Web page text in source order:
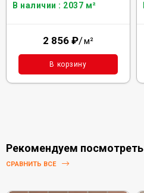
В наличии : 2037 м²
2 856 ₽/м²
В корзину
Рекомендуем посмотреть
СРАВНИТЬ ВСЕ